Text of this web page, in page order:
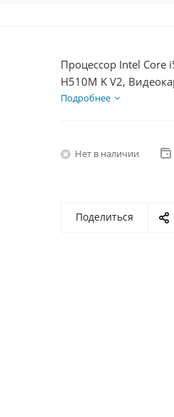
Процессор Intel Core
H510M K V2,
+ HDD 1Тб, БП 750Вт
Подробнее
Нет в наличии
Поделиться